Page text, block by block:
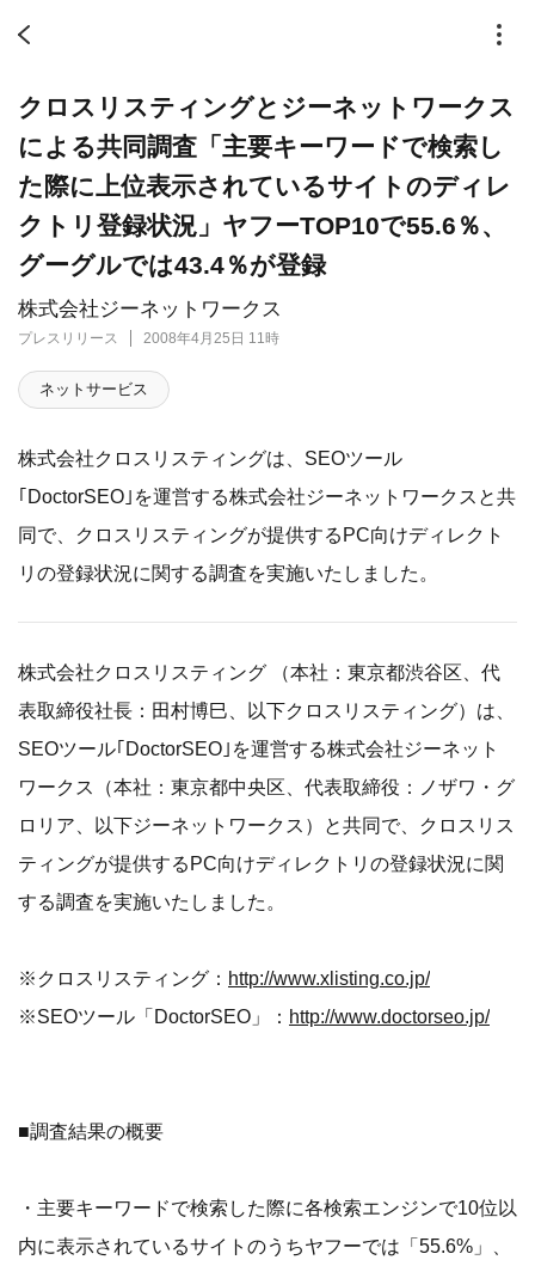
株式会社ジーネットワークス
プレスリリース 2008年4月25日 11時
クロスリスティングとジーネットワークス
による共同調査「主要キーワードで検索し
た際に上位表示されているサイトのディレ
クトリ登録状況」ヤフーTOP10で55.6％、
グーグルでは43.4％が登録
ネットサービス
株式会社クロスリスティングは、SEOツール
｢DoctorSEO｣を運営する株式会社ジーネットワークスと共
同で、クロスリスティングが提供するPC向けディレクト
リの登録状況に関する調査を実施いたしました。
株式会社クロスリスティング （本社：東京都渋谷区、代
表取締役社長：田村博巳、以下クロスリスティング）は、
SEOツール｢DoctorSEO｣を運営する株式会社ジーネット
ワークス（本社：東京都中央区、代表取締役：ノザワ・グ
ロリア、以下ジーネットワークス）と共同で、クロスリス
ティングが提供するPC向けディレクトリの登録状況に関
する調査を実施いたしました。
※クロスリスティング： http://www.xlisting.co.jp/
※SEOツール「DoctorSEO」： http://www.doctorseo.jp/
■調査結果の概要
・主要キーワードで検索した際に各検索エンジンで10位以
内に表示されているサイトのうちヤフーでは「55.6%」、